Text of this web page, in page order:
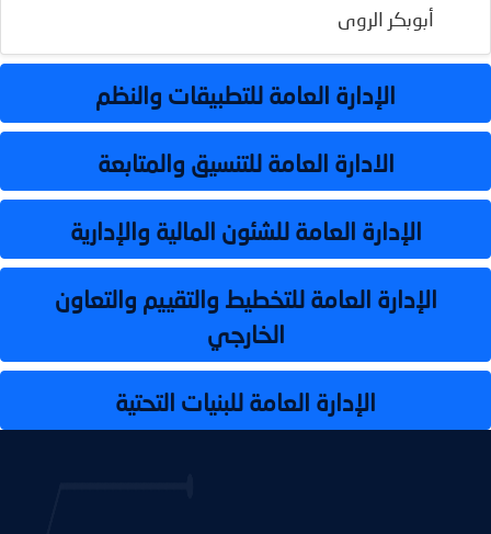
أبوبكر الروى
الإدارة العامة للتطبيقات والنظم
الادارة العامة للتنسيق والمتابعة
الإدارة العامة للشئون المالية والإدارية
الإدارة العامة للتخطيط والتقييم والتعاون
الخارجي
الإدارة العامة للبنيات التحتية